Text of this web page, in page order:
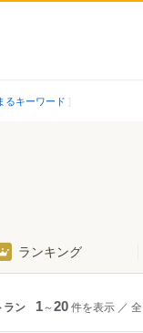
るキーワード
泉福寺駅
ランキング
ラン 1～20件を表示 ／ 全